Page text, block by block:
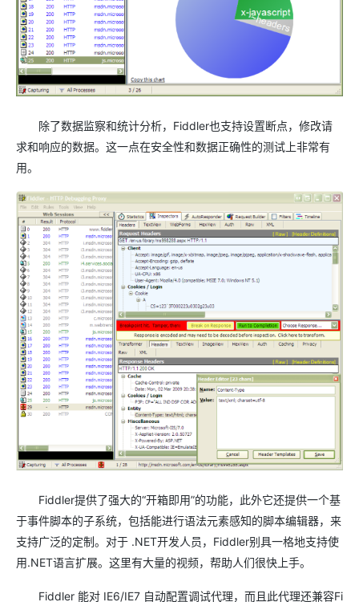
除了数据监察和统计分析，Fiddler也支持设置断点，修改请
求和响应的数据。这一点在安全性和数据正确性的测试上非常有
用。
Fiddler提供了强大的“开箱即用”的功能，此外它还提供一个基
于事件脚本的子系统，包括能进行语法元素感知的脚本编辑器，来
支持广泛的定制。对于 .NET开发人员，Fiddler别具一格地支持使
用.NET语言扩展。这里有大量的视频，帮助人们很快上手。
Fiddler 能对 IE6/IE7 自动配置调试代理，而且此代理还兼容Fi